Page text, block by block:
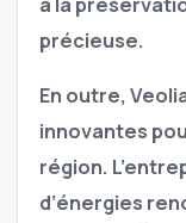
précieuse.
En outre,
innovantes
région.
d’énergies